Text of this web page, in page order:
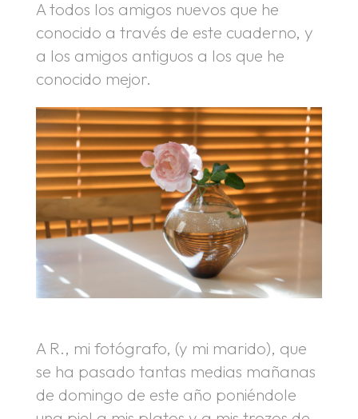
A todos los amigos nuevos que he
conocido a través de este cuaderno, y
a los amigos antiguos a los que he
conocido mejor.
A R., mi fotógrafo, (y mi marido), que
se ha pasado tantas medias mañanas
de domingo de este año poniéndole